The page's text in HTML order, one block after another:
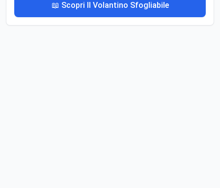
📖 Scopri Il Volantino Sfogliabile